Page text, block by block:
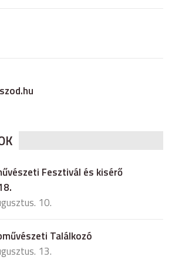
Fesztivál és kisérő
10.
Találkozó
13.